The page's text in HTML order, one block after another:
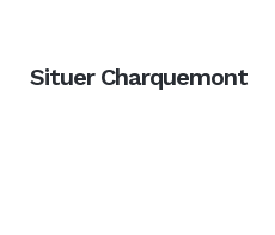
Situer Charquemont